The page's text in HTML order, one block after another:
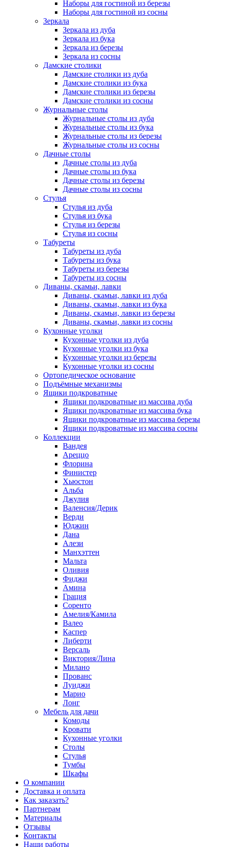
Наборы для гостиной из березы
Наборы для гостиной из сосны
Зеркала
Зеркала из дуба
Зеркала из бука
Зеркала из березы
Зеркала из сосны
Дамские столики
Дамские столики из дуба
Дамские столики из бука
Дамские столики из березы
Дамские столики из сосны
Журнальные столы
Журнальные столы из дуба
Журнальные столы из бука
Журнальные столы из березы
Журнальные столы из сосны
Дачные столы
Дачные столы из дуба
Дачные столы из бука
Дачные столы из березы
Дачные столы из сосны
Стулья
Стулья из дуба
Стулья из бука
Стулья из березы
Стулья из сосны
Табуреты
Табуреты из дуба
Табуреты из бука
Табуреты из березы
Табуреты из сосны
Диваны, скамьи, лавки
Диваны, скамьи, лавки из дуба
Диваны, скамьи, лавки из бука
Диваны, скамьи, лавки из березы
Диваны, скамьи, лавки из сосны
Кухонные уголки
Кухонные уголки из дуба
Кухонные уголки из бука
Кухонные уголки из березы
Кухонные уголки из сосны
Ортопедическое основание
Подъёмные механизмы
Ящики подкроватные
Ящики подкроватные из массива дуба
Ящики подкроватные из массива бука
Ящики подкроватные из массива березы
Ящики подкроватные из массива сосны
Коллекции
Вандея
Ареццо
Флорина
Финистер
Хьюстон
Альба
Джулия
Валенсия/Дерик
Верди
Юджин
Дана
Алези
Манхэттен
Мальта
Оливия
Фиджи
Амина
Грация
Соренто
Амелия/Камила
Валео
Каспер
Либерти
Версаль
Виктория/Лина
Милано
Прованс
Луиджи
Марио
Лонг
Мебель для дачи
Комоды
Кровати
Кухонные уголки
Столы
Стулья
Тумбы
Шкафы
О компании
Доставка и оплата
Как заказать?
Партнерам
Материалы
Отзывы
Контакты
Наши работы